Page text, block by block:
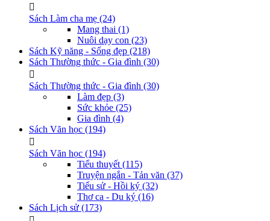
Sách Làm cha mẹ (24)
Mang thai (1)
Nuôi dạy con (23)
Sách Kỹ năng - Sống đẹp (218)
Sách Thường thức - Gia đình (30)
Sách Thường thức - Gia đình (30)
Làm đẹp (3)
Sức khỏe (25)
Gia đình (4)
Sách Văn học (194)
Sách Văn học (194)
Tiểu thuyết (115)
Truyện ngắn - Tản văn (37)
Tiểu sử - Hồi ký (32)
Thơ ca - Du ký (16)
Sách Lịch sử (173)